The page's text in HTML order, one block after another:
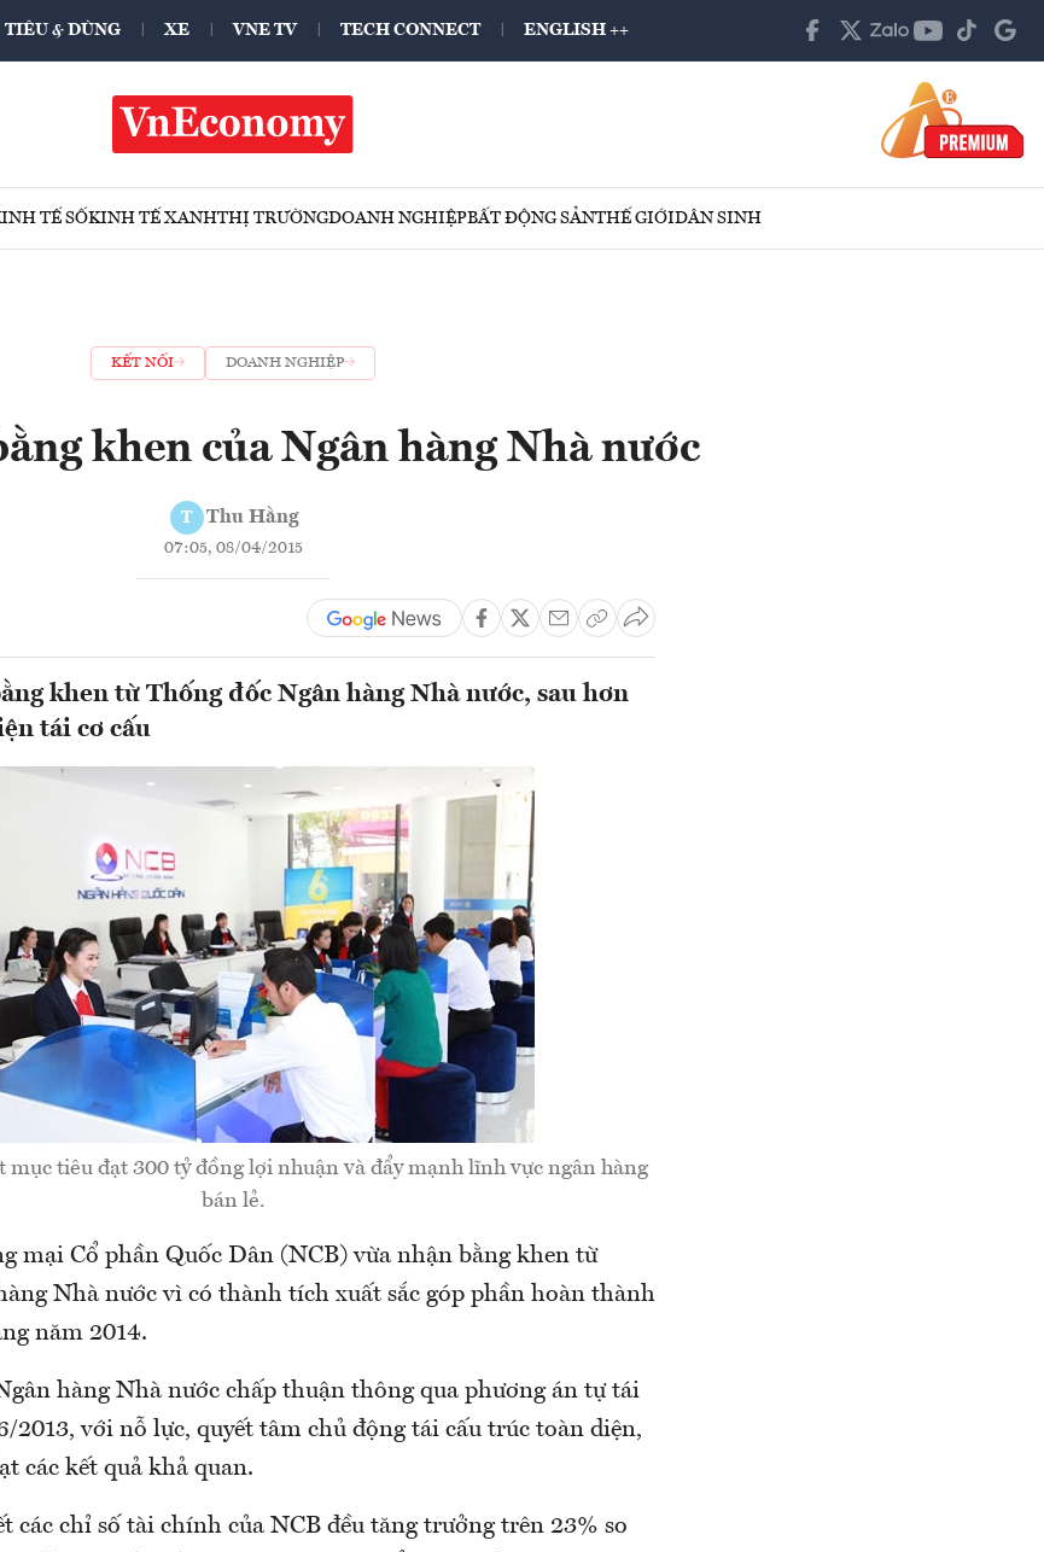
TIÊU & DÙNG XE VNE TV TECH CONNECT ENGLISH ++
TẾ SỐKINH TẾ XANHTHỊ TRƯỜNGDOANH NGHIỆPBẤT ĐỘNG SẢNTHẾ GIỚIDÂN SINH
KẾT NỐI DOANH NGHIỆP
khen của Ngân hàng Nhà nước
T Thu Hằng
07:05, 08/04/2015
khen từ Thống đốc Ngân hàng Nhà nước, sau hơn
tái cơ cấu
mục tiêu đạt 300 tỷ đồng lợi nhuận và đẩy mạnh lĩnh vực ngân hàng
bán lẻ.
mại Cổ phần Quốc Dân (NCB) vừa nhận bằng khen từ
Nhà nước vì có thành tích xuất sắc góp phần hoàn thành
năm 2014.
hàng Nhà nước chấp thuận thông qua phương án tự tái
2013, với nỗ lực, quyết tâm chủ động tái cấu trúc toàn diện,
các kết quả khả quan.
các chỉ số tài chính của NCB đều tăng trưởng trên 23% so